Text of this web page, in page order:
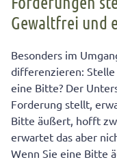
Gewaltfrei und
Besonders im
differenzieren: Stelle
eine Bitte? Der
Forderung stellt,
Bitte äußert, hofft
erwartet das aber
Wenn Sie eine Bitte